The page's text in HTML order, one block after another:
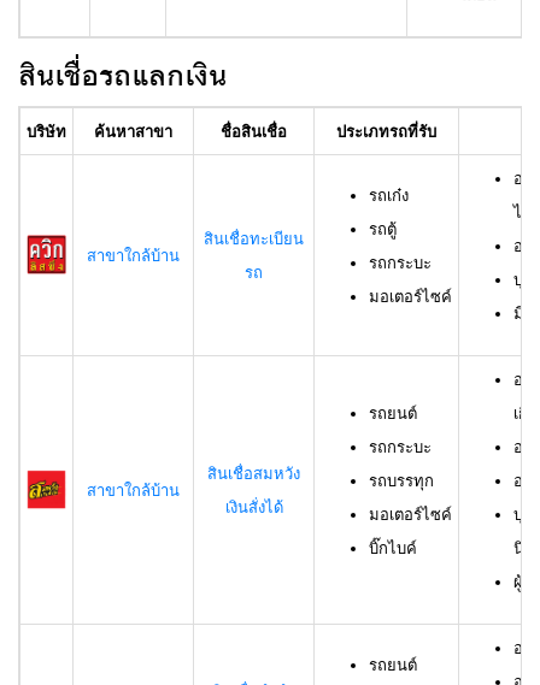
สินเชื่อรถแลกเงิน
บริษัท ค้นหาสาขา ชื่อสินเชื่อ ประเภทรถที่รับ
สาขาใกล้บ้าน
สินเชื่อทะเบียน
รถ
รถเก๋ง
รถตู้
รถกระบะ
มอเตอร์ไซค์
อา
ไม่
อา
บุค
มีชื่
สาขาใกล้บ้าน
สินเชื่อสมหวัง
เงินสั่งได้
รถยนต์
รถกระบะ
รถบรรทุก
มอเตอร์ไซค์
บิ๊กไบค์
อา
เกิ
อา
อา
บุค
นิติ
ผู้กู้
รถยนต์
อา